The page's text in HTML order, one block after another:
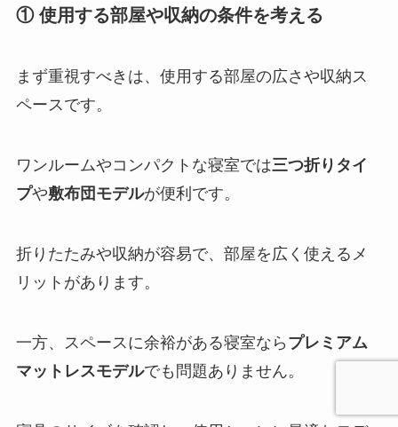
① 使用する部屋や収納の条件を考える
まず重視すべきは、使用する部屋の広さや収納ス
ペースです。
ワンルームやコンパクトな寝室では三つ折りタイ
プや敷布団モデルが便利です。
折りたたみや収納が容易で、部屋を広く使えるメ
リットがあります。
一方、スペースに余裕がある寝室なら プレミアム
マットレスモデルでも問題ありません。